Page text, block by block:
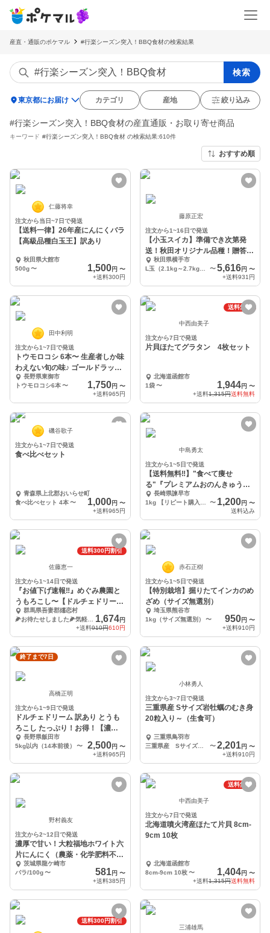
産直・通販のポケマル #行楽シーズン突入！BBQ食材の検索結果
検索
location_on東京都にお届け カテゴリ 産地 絞り込み
#行楽シーズン突入！BBQ食材の産直通販・お取り寄せ商品
キーワード #行楽シーズン突入！BBQ食材 の検索結果:610件
おすすめ順
仁藤将幸
注文から当日~7日で発送
【送料一律】26年産にんにくバラ
【高級品種白玉王】訳あり
秋田県大館市
500g〜 1,500円 〜
+送料300円
藤原正宏
注文から1~16日で発送
【小玉スイカ】準備でき次第発
送！秋田オリジナル品種！贈答規
格あきた夏丸チッチェ
秋田県横手市
L玉（2.1kg～2.7kg）×2個
〜5,616円 〜
+送料931円
田中利明
注文から1~7日で発送
トウモロコシ 6本〜 生産者しか味
わえない旬の味♪ ゴールドラッシ
ュ 長野県東御市
トウモロコシ6本〜 1,750円 〜
+送料965円
送料無料
中西由美子
注文から7日で発送
片貝ほたてグラタン 4枚セット
北海道函館市
1袋 〜 1,944円 〜
+送料1,315円送料無料
磯谷歌子
注文から1~7日で発送
食べ比べセット
青森県上北郡おいらせ町
食べ比べセット 4本〜 1,000円 〜
+送料965円
中島勇太
注文から1~5日で発送
【送料無料‼️】"食べて痩せ
る"『プレミアムおのんきゅう
り』✨
長崎県諫早市
〜 1,200円 〜
送料込み
送料300円割引
佐藤恵一
注文から1~14日で発送
『お値下げ速報‼️』めぐみ農園と
うもろこし〜【ドルチェドリー
ム】４本入
群馬県吾妻郡嬬恋村
1,674円
+送料910円610円
赤石正樹
注文から1~5日で発送
【特別栽培】掘りたてインカのめ
ざめ（サイズ無選別）
埼玉県熊谷市
1kg（サイズ無選別）
〜 950円 〜
+送料910円
終了まで7日
高橋正明
注文から1~9日で発送
ドルチェドリーム 訳あり とうも
ろこし たっぷり！お得！【濃厚
甘々 人気品種】
長野県飯田市
5kg以内（14本前後）
〜 2,500円 〜
+送料965円
小林勇人
注文から3~7日で発送
三重県産 Sサイズ岩牡蠣のむき身
20粒入り～（生食可）
三重県鳥羽市
三重県産 Sサイズ岩牡蠣 殻無し むき身（約20粒）
〜2,201円 〜
+送料910円
野村義友
注文から2~12日で発送
濃厚で甘い！大粒福地ホワイト六
片にんにく（農薬・化学肥料不使
用／バラ）
茨城県龍ケ崎市
バラ/100g〜 581円 〜
+送料385円
送料無料
中西由美子
注文から7日で発送
北海道噴火湾産ほたて片貝 8cm-
9cm 10枚
北海道函館市
8cm-9cm 10枚 〜 1,404円 〜
+送料1,315円送料無料
送料300円割引
三浦雄馬